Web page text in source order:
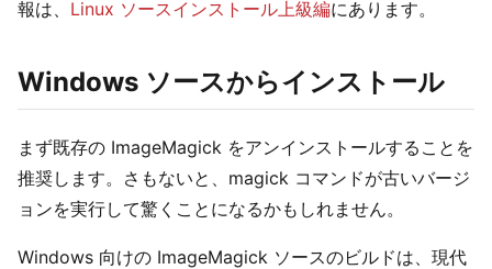
報は、 Linux ソースインストール上級編にあります。
Windows ソースからインストール
まず既存の ImageMagick をアンインストールすることを
推奨します。さもないと、magick コマンドが古いバージ
ョンを実行して驚くことになるかもしれません。
Windows 向けの ImageMagick ソースのビルドは、現代